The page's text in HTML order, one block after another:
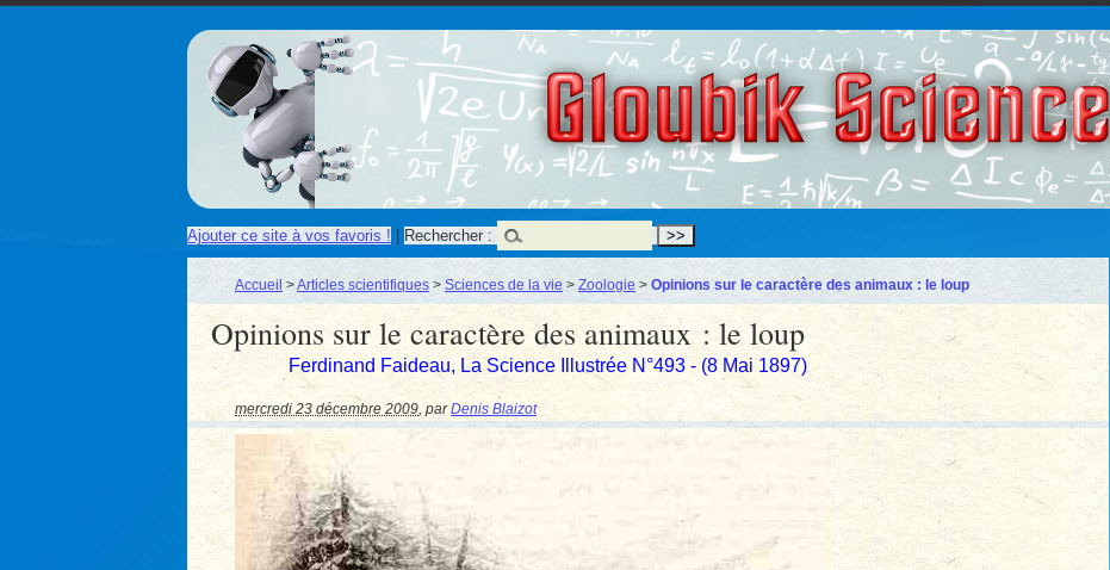
Gloubik Sciences
Ajouter ce site à vos favoris ! | Rechercher :
Accueil >Articles scientifiques > Sciences de la vie > Zoologie > Opinions sur le caractère des animaux : le loup
Opinions sur le caractère des animaux : le loup
Ferdinand Faideau, La Science Illustrée N°493 - (8 Mai 1897)
mercredi 23 décembre 2009,parDenis Blaizot